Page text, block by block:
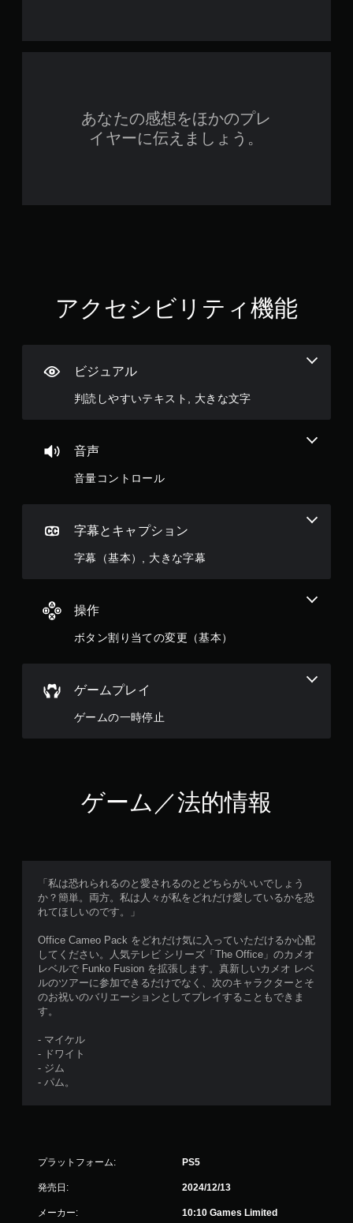
あなたの感想をほかのプレ
イヤーに伝えましょう。
アクセシビリティ機能
ビジュアル
判読しやすいテキスト, 大きな文字
音声
音量コントロール
字幕とキャプション
字幕（基本）, 大きな字幕
操作
ボタン割り当ての変更（基本）
ゲームプレイ
ゲームの一時停止
ゲーム／法的情報
「私は恐れられるのと愛されるのとどちらがいいでしょう
か？簡単。両方。私は人々が私をどれだけ愛しているかを恐
れてほしいのです。」
Office Cameo Pack をどれだけ気に入っていただけるか心配
してください。人気テレビ シリーズ「The Office」のカメオ
レベルで Funko Fusion を拡張します。真新しいカメオ レベ
ルのツアーに参加できるだけでなく、次のキャラクターとそ
のお祝いのバリエーションとしてプレイすることもできま
す。
- マイケル
- ドワイト
- ジム
- パム。
プラットフォーム: PS5
発売日: 2024/12/13
メーカー: 10:10 Games Limited